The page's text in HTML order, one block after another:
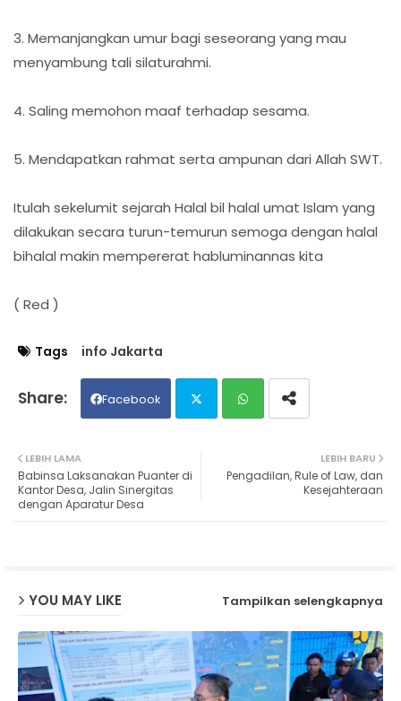
3. Memanjangkan umur bagi seseorang yang mau
menyambung tali silaturahmi.
4. Saling memohon maaf terhadap sesama.
5. Mendapatkan rahmat serta ampunan dari Allah SWT.
Itulah sekelumit sejarah Halal bil halal umat Islam yang
dilakukan secara turun-temurun semoga dengan halal
bihalal makin mempererat habluminannas kita
( Red )
Tags info Jakarta
Facebook
ter ats
LEBIH BARU
Pengadilan, Rule of Law, dan
Kesejahteraan
LEBIH LAMA
Babinsa Laksanakan Puanter di
Kantor Desa, Jalin Sinergitas
dengan Aparatur Desa
YOU MAY LIKE Tampilkan selengkapnya